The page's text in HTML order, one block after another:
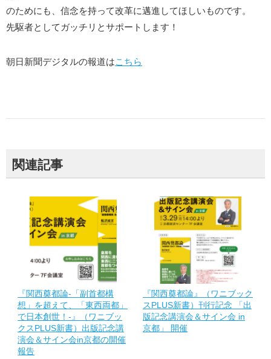
のためにも、信念を持って改革に邁進してほしいものです。
先駆者としてガッチリとサポートします！
朝日新聞デジタルの報道はこちら
関連記事
『関西奠都論-「副首都構
想」を超えて、「東西両都」
で日本創世！-』（ワニブッ
クスPLUS新書）出版記念講
演会＆サイン会in京都の開催
報告
『関西奠都論』（ワニブック
スPLUS新書）刊行記念 「出
版記念講演会＆サイン会 in
京都」 開催